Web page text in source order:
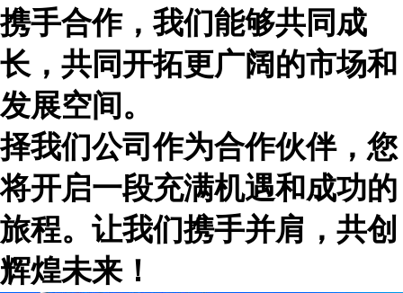
携手合作，我们能够共同成
长，共同开拓更广阔的市场和
发展空间。
择我们公司作为合作伙伴，您
将开启一段充满机遇和成功的
旅程。让我们携手并肩，共创
辉煌未来！